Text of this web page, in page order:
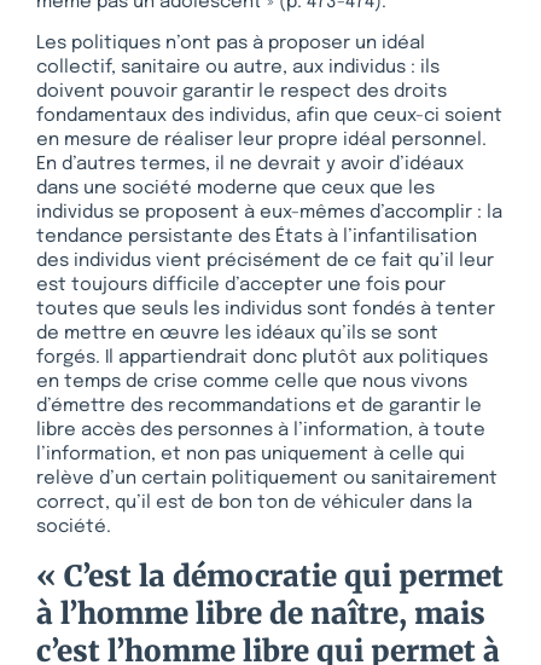
Les politiques n’ont pas à proposer un idéal
collectif, sanitaire ou autre, aux individus : ils
doivent pouvoir garantir le respect des droits
fondamentaux des individus, afin que ceux-ci soient
en mesure de réaliser leur propre idéal personnel.
En d’autres termes, il ne devrait y avoir d’idéaux
dans une société moderne que ceux que les
individus se proposent à eux-mêmes d’accomplir : la
tendance persistante des États à l’infantilisation
des individus vient précisément de ce fait qu’il leur
est toujours difficile d’accepter une fois pour
toutes que seuls les individus sont fondés à tenter
de mettre en œuvre les idéaux qu’ils se sont
forgés. Il appartiendrait donc plutôt aux politiques
en temps de crise comme celle que nous vivons
d’émettre des recommandations et de garantir le
libre accès des personnes à l’information, à toute
l’information, et non pas uniquement à celle qui
relève d’un certain politiquement ou sanitairement
correct, qu’il est de bon ton de véhiculer dans la
société.
« C’est la démocratie qui permet
à l’homme libre de naître, mais
c’est l’homme libre qui permet à